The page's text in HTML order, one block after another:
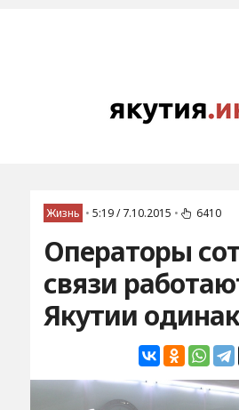
Жизнь • 5:19 / 7.10.2015 • 6410
Операторы
связи
Якутии